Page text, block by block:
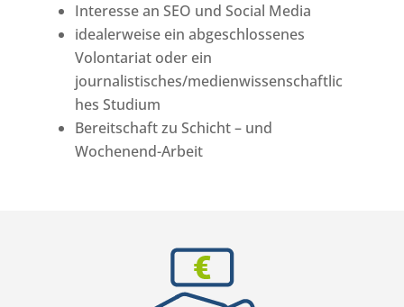
Interesse an SEO und Social Media
idealerweise ein abgeschlossenes
Volontariat oder ein
journalistisches/medienwissenschaftlic
hes Studium
Bereitschaft zu Schicht – und
Wochenend-Arbeit